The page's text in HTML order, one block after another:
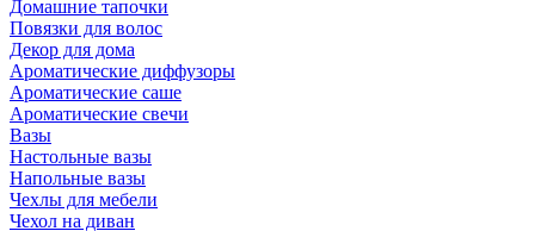
Домашние тапочки
Повязки для волос
Декор для дома
Ароматические диффузоры
Ароматические саше
Ароматические свечи
Вазы
Настольные вазы
Напольные вазы
Чехлы для мебели
Чехол на диван